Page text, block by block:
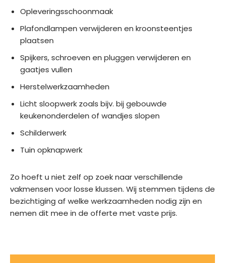
Opleveringsschoonmaak
Plafondlampen verwijderen en kroonsteentjes
plaatsen
Spijkers, schroeven en pluggen verwijderen en
gaatjes vullen
Herstelwerkzaamheden
Licht sloopwerk zoals bijv. bij gebouwde
keukenonderdelen of wandjes slopen
Schilderwerk
Tuin opknapwerk
Zo hoeft u niet zelf op zoek naar verschillende
vakmensen voor losse klussen. Wij stemmen tijdens de
bezichtiging af welke werkzaamheden nodig zijn en
nemen dit mee in de offerte met vaste prijs.